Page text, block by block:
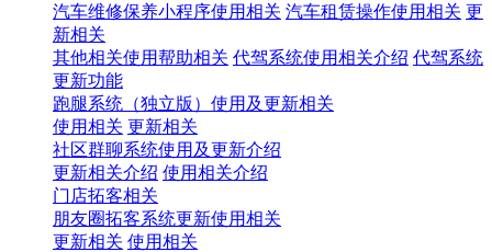
汽车维修保养小程序使用相关 汽车租赁操作使用相关 更
新相关
其他相关使用帮助相关 代驾系统使用相关介绍 代驾系统
更新功能
跑腿系统（独立版）使用及更新相关
使用相关 更新相关
社区群聊系统使用及更新介绍
更新相关介绍 使用相关介绍
门店拓客相关
朋友圈拓客系统更新使用相关
更新相关 使用相关